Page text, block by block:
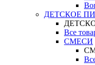
ДЕТСКОЕ
Все
СМЕСИ